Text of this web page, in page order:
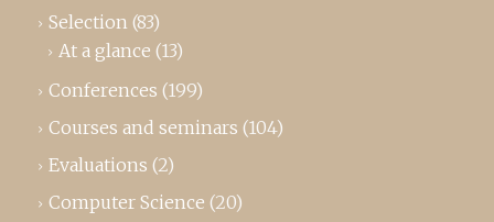
Selection (83)
At a glance (13)
Conferences (199)
Courses and seminars (104)
Evaluations (2)
Computer Science (20)